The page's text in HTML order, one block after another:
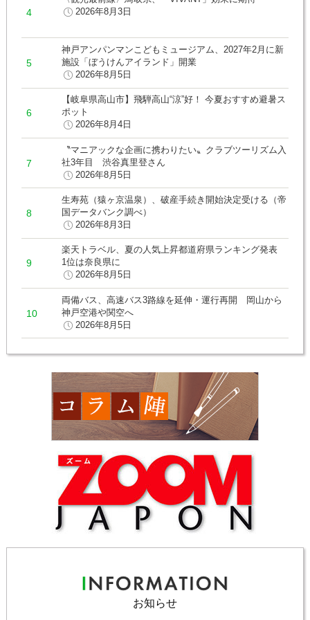
2026年8月3日
神戸アンパンマンこどもミュージアム、2027年2月に新
施設「ぼうけんアイランド」開業
2026年8月5日
【岐阜県高山市】飛騨高山“涼”好！ 今夏おすすめ避暑ス
ポット
2026年8月4日
〝マニアックな企画に携わりたい〟クラブツーリズム入
社3年目 渋谷真里登さん
2026年8月5日
生寿苑（猿ヶ京温泉）、破産手続き開始決定受ける（帝
国データバンク調べ）
2026年8月3日
楽天トラベル、夏の人気上昇都道府県ランキング発表
1位は奈良県に
2026年8月5日
両備バス、高速バス3路線を延伸・運行再開 岡山から
神戸空港や関空へ
2026年8月5日
お知らせ